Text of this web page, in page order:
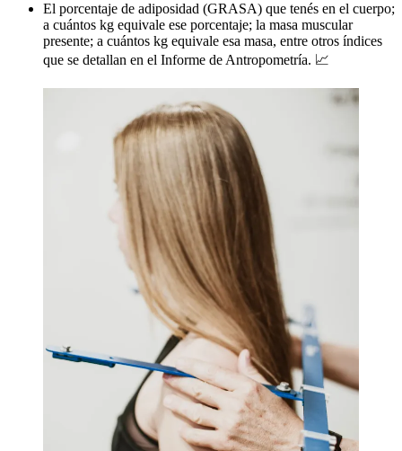
El porcentaje de adiposidad (GRASA) que tenés en el cuerpo;
a cuántos kg equivale ese porcentaje; la masa muscular
presente; a cuántos kg equivale esa masa, entre otros índices
que se detallan en el Informe de Antropometría. 📈